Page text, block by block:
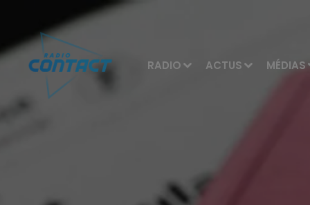
RADIO ACTUS MÉDIAS